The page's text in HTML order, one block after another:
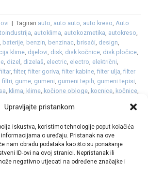
Upravljajte pristankom
iskustva, koristimo tehnologije poput kolačića
o uređaju. Pristanak na ove
nam obradu podataka kao što su ponašanje
ID-ovi na ovoj stranici. Nepristanak ili
negativno utjecati na određene značajke i
| Tagiran auto auto auto auto kreso Auto
autoklima autokozmetika autokreso
baterije benzin benzinac brisači design
klime dijelovi disk disk kočnice disk pločice
dizel dizelaš electric electro električni
,filter,filter goriva ,filter kabine ,filter ulja ,filter
,filtri gume gumeni gumeni tepih gumeni tepisi
klima klime kočione obloge kocnice kočnice
platneni,platneni tepisi,pločice redizajn,
, tekstilni tepisi,tekućina,tepih, tepisi ,
staklo,volkswagen ,vw,zima,zimska
Ostavite komentar